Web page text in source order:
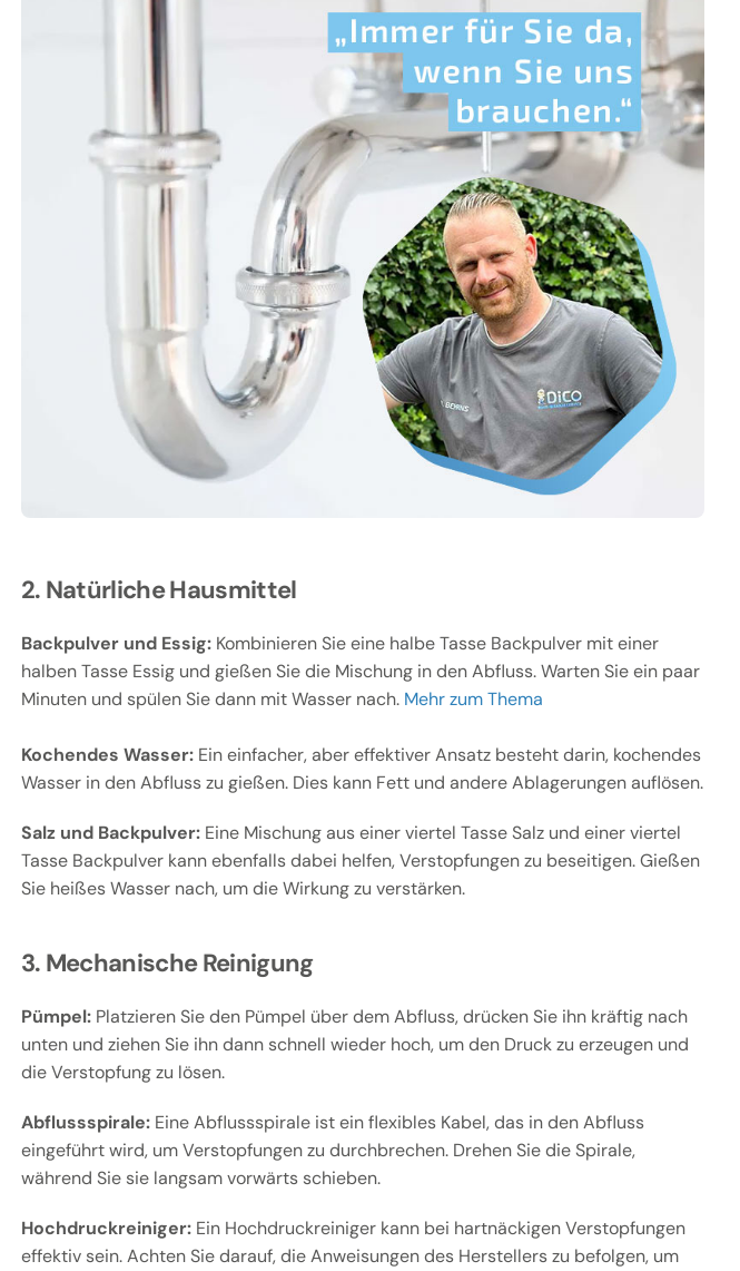
2. Natürliche Hausmittel
Backpulver und Essig:Kombinieren Sie eine halbe Tasse Backpulver mit einer
halben Tasse Essig und gießen Sie die Mischung in den Abfluss. Warten Sie ein paar
Minuten und spülen Sie dann mit Wasser nach. Mehr zum Thema
Kochendes Wasser:Ein einfacher, aber effektiver Ansatz besteht darin, kochendes
Wasser in den Abfluss zu gießen. Dies kann Fett und andere Ablagerungen auflösen.
Salz und Backpulver:Eine Mischung aus einer viertel Tasse Salz und einer viertel
Tasse Backpulver kann ebenfalls dabei helfen, Verstopfungen zu beseitigen. Gießen
Sie heißes Wasser nach, um die Wirkung zu verstärken.
3. Mechanische Reinigung
Pümpel:Platzieren Sie den Pümpel über dem Abfluss, drücken Sie ihn kräftig nach
unten und ziehen Sie ihn dann schnell wieder hoch, um den Druck zu erzeugen und
die Verstopfung zu lösen.
Abflussspirale:Eine Abflussspirale ist ein flexibles Kabel, das in den Abfluss
eingeführt wird, um Verstopfungen zu durchbrechen. Drehen Sie die Spirale,
während Sie sie langsam vorwärts schieben.
Hochdruckreiniger:Ein Hochdruckreiniger kann bei hartnäckigen Verstopfungen
effektiv sein. Achten Sie darauf, die Anweisungen des Herstellers zu befolgen, um